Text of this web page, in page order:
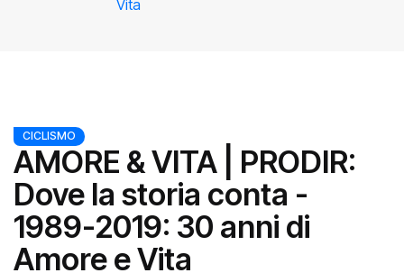
conta - 1989-2019: 30 anni di Amore e
CICLISMO
AMORE & VITA | PRODIR:
Dove la storia conta -
1989-2019: 30 anni di